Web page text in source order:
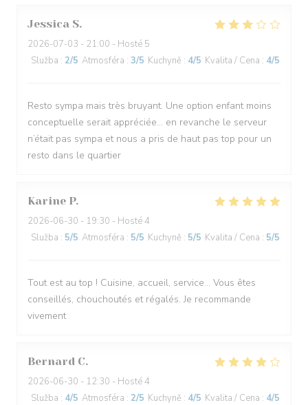
Jessica S
2026-07-03 - 21:00 - Hosté 5
Služba : 2/5 Atmosféra : 3/5 Kuchyně : 4/5 Kvalita / Cena : 4/5
Resto sympa mais très bruyant. Une option enfant moins
conceptuelle serait appréciée… en revanche le serveur
n’était pas sympa et nous a pris de haut pas top pour un
resto dans le quartier
Karine P
2026-06-30 - 19:30 - Hosté 4
Služba : 5/5 Atmosféra : 5/5 Kuchyně : 5/5 Kvalita / Cena : 5/5
Tout est au top ! Cuisine, accueil, service… Vous êtes
conseillés, chouchoutés et régalés. Je recommande
vivement
Bernard C
2026-06-30 - 12:30 - Hosté 4
Služba : 4/5 Atmosféra : 2/5 Kuchyně : 4/5 Kvalita / Cena : 4/5